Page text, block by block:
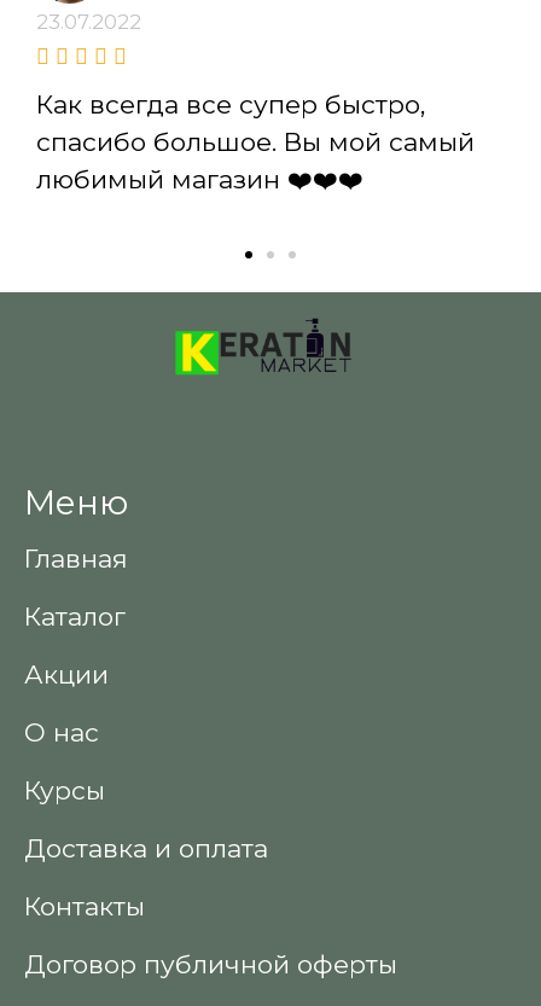
23.07.2022
Как всегда все супер быстро,
спасибо большое. Вы мой самый
любимый магазин ❤️❤️❤️
Меню
Главная
Каталог
Акции
О нас
Курсы
Доставка и оплата
Контакты
Договор публичной оферты